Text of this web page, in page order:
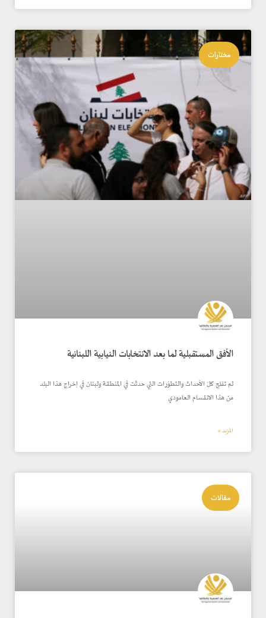
مختارات
الأفق المستقبلية لما بعد الانتخابات النيابية اللبنانية
لم تفلح كلّ الأحداث والتطوّرات التي حدثت في المنطقة ولبنان في إخراج هذا البلد
من هذا الانقسام العامودي
المزيد »
مقالات